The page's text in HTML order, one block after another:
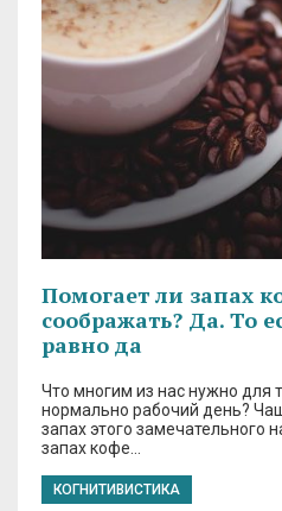
Помогает ли запах
соображать? Да. То
равно да
Что многим из нас нужно для
нормально рабочий день?
запах этого замечательного
запах кофе…
КОГНИТИВИСТИКА